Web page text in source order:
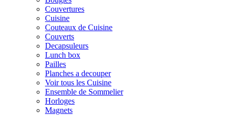
Couvertures
Cuisine
Couteaux de Cuisine
Couverts
Decapsuleurs
Lunch box
Pailles
Planches a decouper
Voir tous les Cuisine
Ensemble de Sommelier
Horloges
Magnets